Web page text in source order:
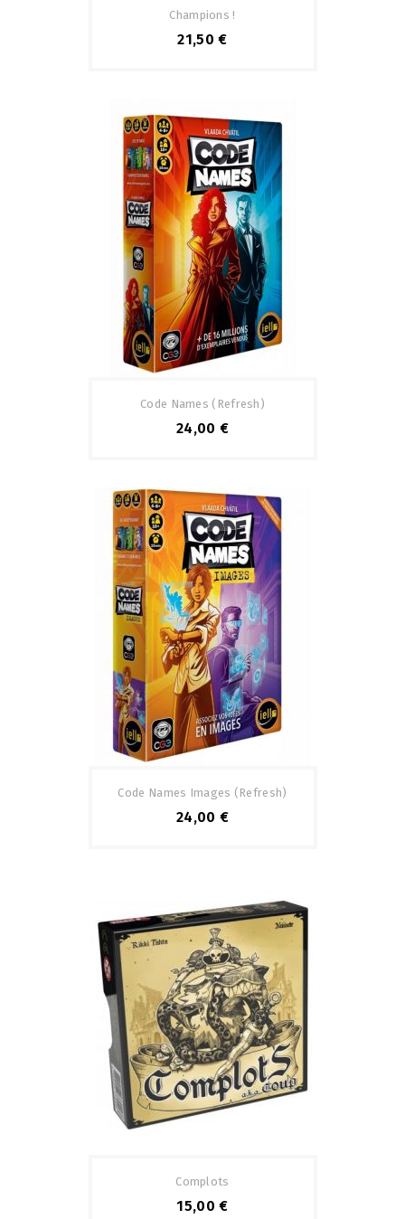
Champions !
21,50 €
Code Names (refresh)
24,00 €
Code Names Images (refresh)
24,00 €
Complots
15,00 €